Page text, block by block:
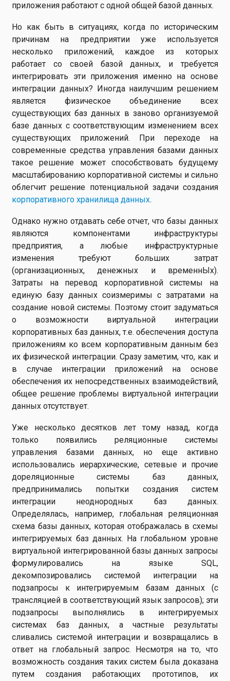
приложения работают с одной общей базой данных.
Но как быть в ситуациях, когда по историческим
причинам на предприятии уже используется
несколько приложений, каждое из которых
работает со своей базой данных, и требуется
интегрировать эти приложения именно на основе
интеграции данных? Иногда наилучшим решением
является физическое объединение всех
существующих баз данных в заново организуемой
базе данных с соответствующим изменением всех
существующих приложений. При переходе на
современные средства управления базами данных
такое решение может способствовать будущему
масштабированию корпоративной системы и сильно
облегчит решение потенциальной задачи создания
корпоративного хранилища данных.
Однако нужно отдавать себе отчет, что базы данных
являются компонентами инфраструктуры
предприятия, а любые инфраструктурные
изменения требуют больших затрат
(организационных, денежных и временнЫх).
Затраты на перевод корпоративной системы на
единую базу данных соизмеримы с затратами на
создание новой системы. Поэтому стоит задуматься
о возможности виртуальной интеграции
корпоративных баз данных, т.е. обеспечения доступа
приложениям ко всем корпоративным данным без
их физической интеграции. Сразу заметим, что, как и
в случае интеграции приложений на основе
обеспечения их непосредственных взаимодействий,
общее решение проблемы виртуальной интеграции
данных отсутствует.
Уже несколько десятков лет тому назад, когда
только появились реляционные системы
управления базами данных, но еще активно
использовались иерархические, сетевые и прочие
дореляционные системы баз данных,
предпринимались попытки создания систем
интеграции неоднородных баз данных.
Определялась, например, глобальная реляционная
схема базы данных, которая отображалась в схемы
интегрируемых баз данных. На глобальном уровне
виртуальной интегрированной базы данных запросы
формулировались на языке SQL,
декомпозировались системой интеграции на
подзапросы к интегрируемым базам данных (с
трансляцией в соответствующий язык запросов); эти
подзапросы выполнялись в интегрируемых
системах баз данных, а частные результаты
сливались системой интеграции и возвращались в
ответ на глобальный запрос. Несмотря на то, что
возможность создания таких систем была доказана
путем создания работающих прототипов, их